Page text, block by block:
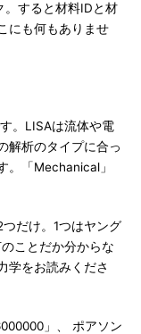
。すると材料IDと材
にも何もありませ
。LISAは流体や電
解析のタイプに合っ
。「Mechanical」
だけ。1つはヤング
ことだか分からな
学をお読みくださ
」、 ポアソン